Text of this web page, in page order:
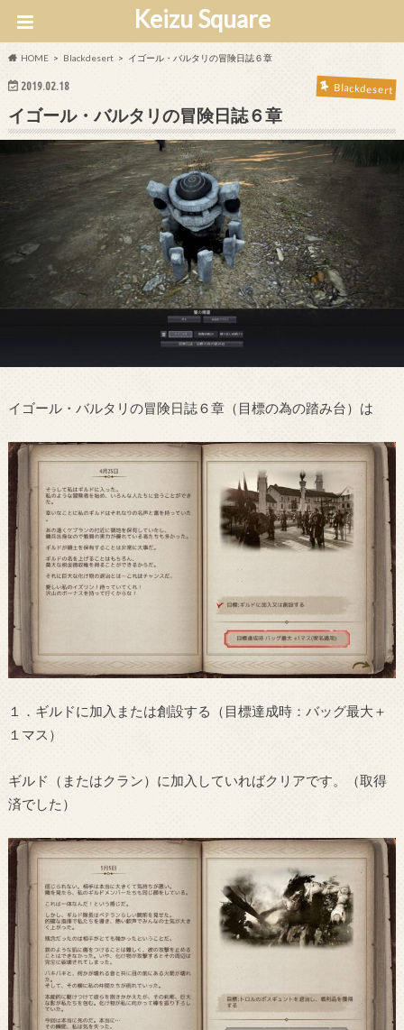
Keizu Square
HOME Blackdesert イゴール・バルタリの冒険日誌６章
2019.02.18 Blackdesert
イゴール・バルタリの冒険日誌６章
イゴール・バルタリの冒険日誌６章（目標の為の踏み台）は
１．ギルドに加入または創設する（目標達成時：バッグ最大＋
１マス）
ギルド（またはクラン）に加入していればクリアです。（取得
済でした）